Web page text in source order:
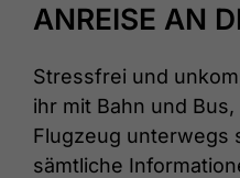
ANREISE AN
Stressfrei und
ihr mit Bahn und
Flugzeug unterwegs
sämtliche